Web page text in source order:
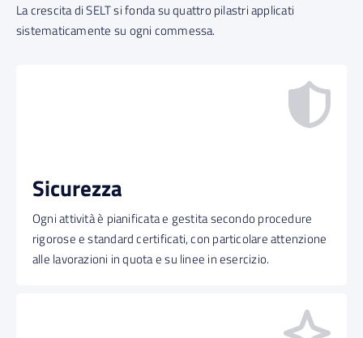
La crescita di SELT si fonda su quattro pilastri applicati
sistematicamente su ogni commessa.
Sicurezza
Ogni attività è pianificata e gestita secondo procedure
rigorose e standard certificati, con particolare attenzione
alle lavorazioni in quota e su linee in esercizio.